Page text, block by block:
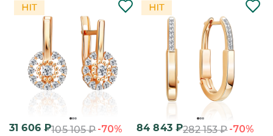
31 606₽105 105₽-70% 84 843₽282 153₽-70%